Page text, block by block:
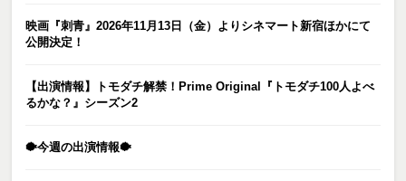
映画『刺青』2026年11月13日（金）よりシネマート新宿ほかにて
公開決定！
【出演情報】トモダチ解禁！Prime Original『トモダチ100人よべ
るかな？』シーズン2
🐡今週の出演情報🐡